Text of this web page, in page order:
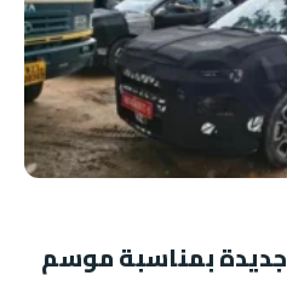
هيونداي تطلق SUV جديدة بمناسبة موسم